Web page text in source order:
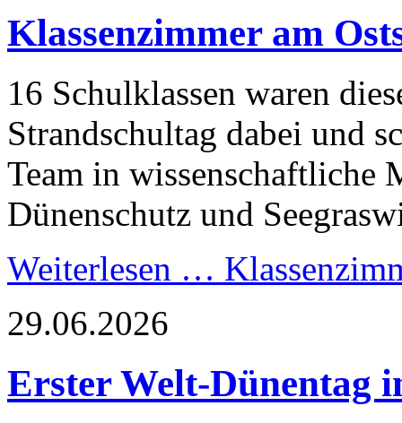
Klassenzimmer am
16 Schulklassen waren
Strandschultag dabei und
Team in wissenschaftliche
Dünenschutz und
Weiterlesen …
29.06.2026
Erster Welt-Dünentag